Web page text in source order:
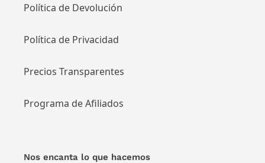
Política de Devolución
Política de Privacidad
Precios Transparentes
Programa de Afiliados
Nos encanta lo que hacemos